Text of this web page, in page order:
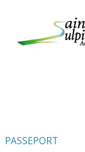
PASSEPORT